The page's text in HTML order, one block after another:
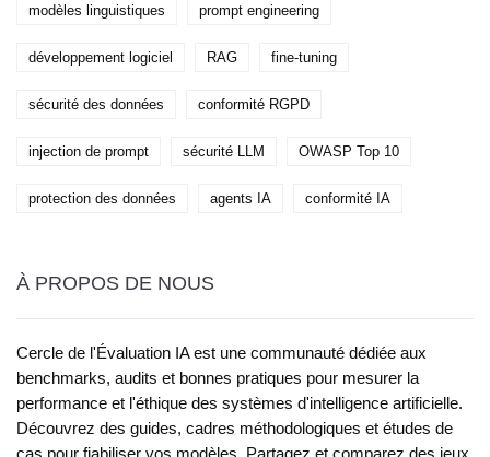
modèles linguistiques prompt engineering
développement logiciel RAG fine-tuning
sécurité des données conformité RGPD
injection de prompt sécurité LLM OWASP Top 10
protection des données agents IA conformité IA
À PROPOS DE NOUS
Cercle de l'Évaluation IA est une communauté dédiée aux
benchmarks, audits et bonnes pratiques pour mesurer la
performance et l'éthique des systèmes d'intelligence artificielle.
Découvrez des guides, cadres méthodologiques et études de